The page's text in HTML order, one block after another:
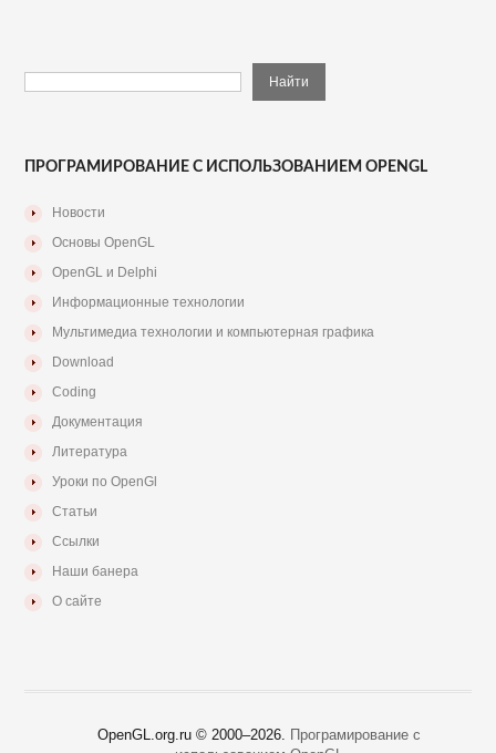
ПРОГРАМИРОВАНИЕ С ИСПОЛЬЗОВАНИЕМ OPENGL
Новости
Основы OpenGL
OpenGL и Delphi
Информационные технологии
Мультимедиа технологии и компьютерная графика
Download
Coding
Документация
Литература
Уроки по OpenGl
Статьи
Ссылки
Наши банера
О сайте
OpenGL.org.ru © 2000–2026. Програмирование с